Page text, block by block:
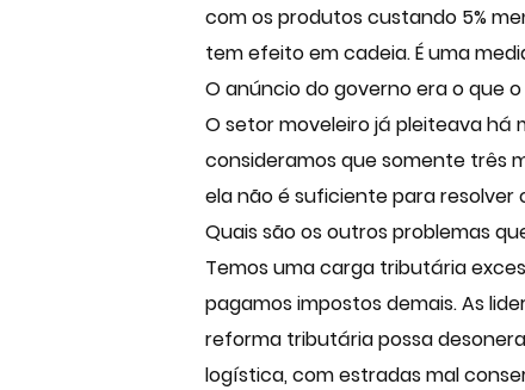
com os produtos custando 5%
tem efeito em cadeia. É uma
O anúncio do governo era o que
O setor moveleiro já pleiteava há
consideramos que somente três
ela não é suficiente para
Quais são os outros problemas
Temos uma carga tributária
pagamos impostos demais. As
reforma tributária possa
logística, com estradas mal